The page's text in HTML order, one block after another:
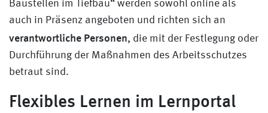
Baustellen im Tiefbau“ werden sowohl online als
auch in Präsenz angeboten und richten sich an
verantwortliche Personen, die mit der Festlegung oder
Durchführung der Maßnahmen des Arbeitsschutzes
betraut sind.
Flexibles Lernen im Lernportal